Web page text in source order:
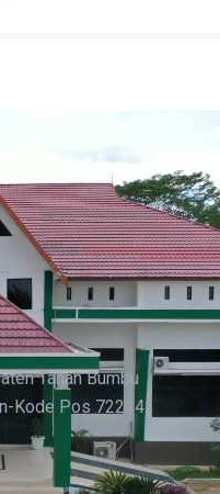
Tanah Bumbu
Kode Pos 72214